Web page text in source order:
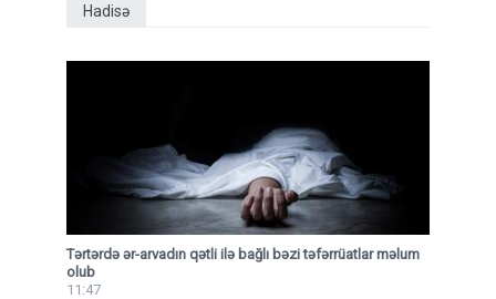
Hadisə
Tərtərdə ər-arvadın qətli ilə bağlı bəzi təfərrüatlar məlum
olub
11:47